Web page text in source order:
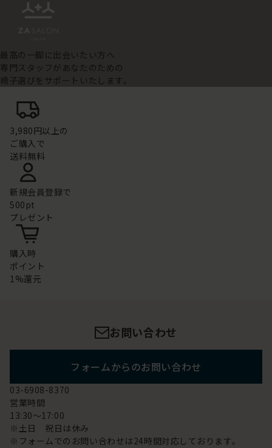
最高の一脚に出会いたい方へ
専門スタッフがあなたのための
椅子選びをサポートいたします。
3,980円以上の
ご購入で
送料無料
新規会員登録で
500pt
プレゼント
購入時
ポイント
1%還元
お問い合わせ
フォームからのお問い合わせ
03-6908-8370
営業時間
13:30～17:00
※土日 祝日は休み
※フォームでのお問い合わせは24時間対応しております。